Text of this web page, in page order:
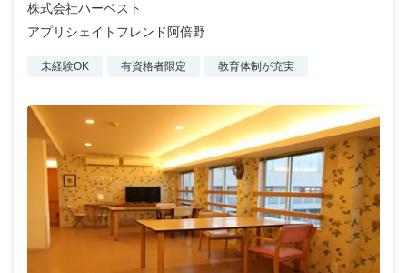
株式会社ハーベスト
アプリシェイトフレンド阿倍野
未経験OK 有資格者限定 教育体制が充実